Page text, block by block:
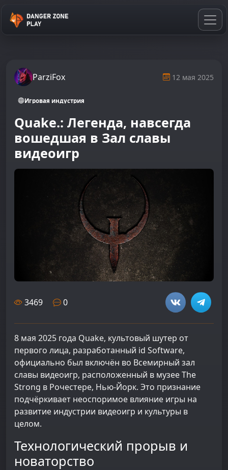
ParziFox 12 мая 2025
Игровая индустрия
Quake.: Легенда, навсегда
вошедшая в Зал славы
видеоигр
3469 0
8 мая 2025 года Quake, культовый шутер от
первого лица, разработанный id Software,
официально был включён во Всемирный зал
славы видеоигр, расположенный в музее The
Strong в Рочестере, Нью-Йорк. Это признание
подчёркивает неоспоримое влияние игры на
развитие индустрии видеоигр и культуры в
целом.
Технологический прорыв и
новаторство